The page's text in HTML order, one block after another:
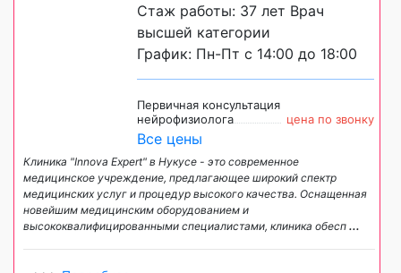
Стаж работы: 37 лет Врач
высшей категории
График: Пн-Пт с 14:00 до 18:00
Первичная консультация
нейрофизиолога
цена по звонку
Все цены
Клиника "Innova Expert" в Нукусе - это современное
медицинское учреждение, предлагающее широкий спектр
медицинских услуг и процедур высокого качества. Оснащенная
новейшим медицинским оборудованием и
высококвалифицированными специалистами, клиника обесп ...